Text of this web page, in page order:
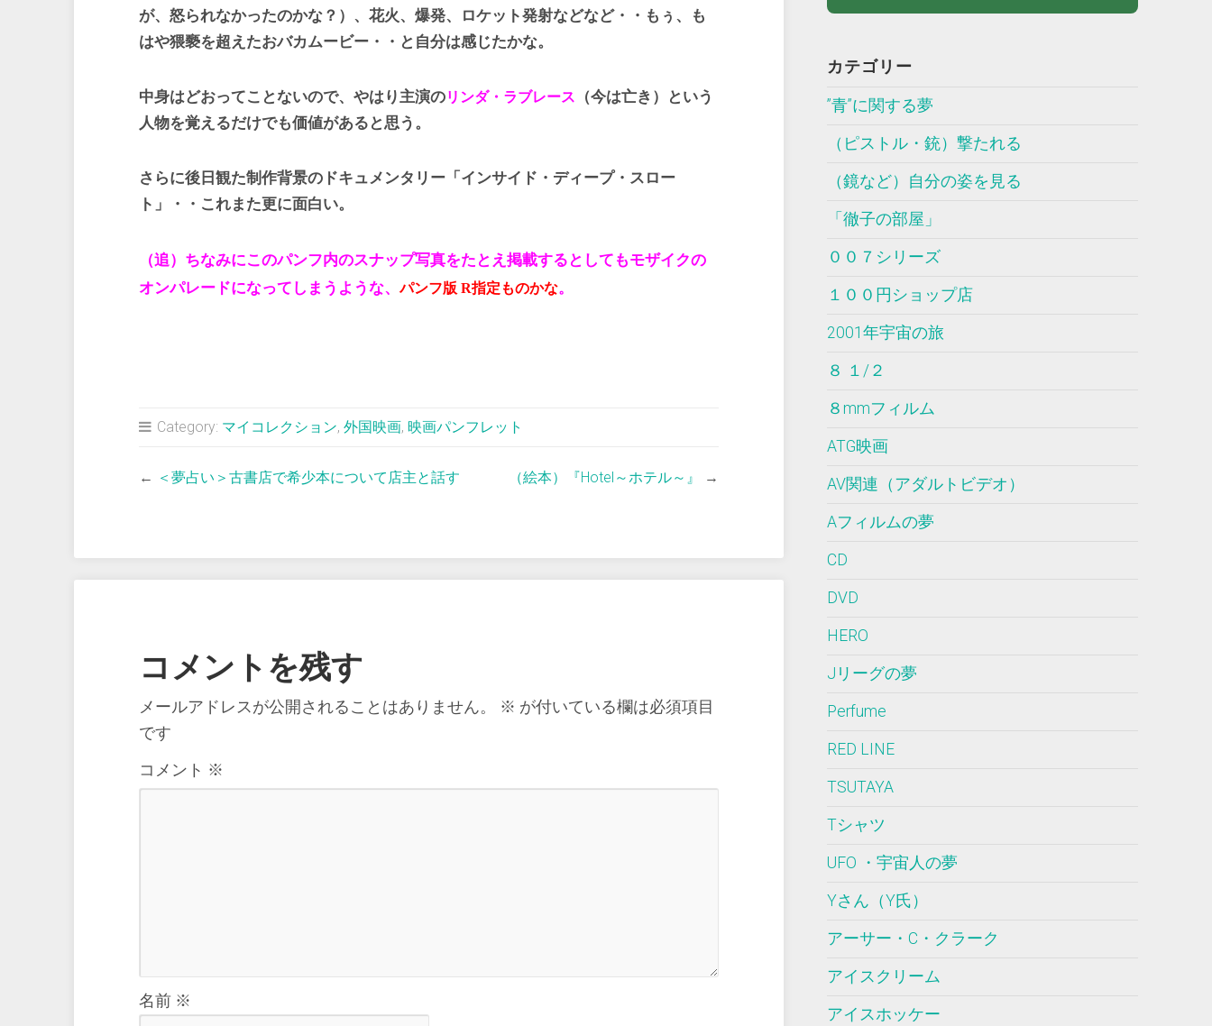
が、怒られなかったのかな？）、花火、爆発、ロケット発射などなど・・もぅ、も
はや猥褻を超えたおバカムービー・・と自分は感じたかな。
中身はどおってことないので、やはり主演のリンダ・ラブレース
（今は亡き）という
人物を覚えるだけでも価値があると思う。
さらに後日観た制作背景のドキュメンタリー「インサイド・ディープ・スロー
ト」・・これまた更に面白い。
（追）ちなみにこのパンフ内のスナップ写真をたとえ掲載するとしてもモザイクの
オンパレードになってしまうような、パンフ版 R指定ものかな。
Category: マイコレクション, 外国映画, 映画パンフレット
← ＜夢占い＞古書店で希少本について店主と話す （絵本）『Hotel～ホテル～』 →
コメントを残す
メールアドレスが公開されることはありません。 ※ が付いている欄は必須項目
です
コメント ※
名前 ※
カテゴリー
”青”に関する夢
（ピストル・銃）撃たれる
（鏡など）自分の姿を見る
「徹子の部屋」
００７シリーズ
１００円ショップ店
2001年宇宙の旅
８ １/２
８mmフィルム
ATG映画
AV関連（アダルトビデオ）
Aフィルムの夢
CD
DVD
HERO
Jリーグの夢
Perfume
RED LINE
TSUTAYA
Tシャツ
UFO ・宇宙人の夢
Yさん（Y氏）
アーサー・C・クラーク
アイスクリーム
アイスホッケー